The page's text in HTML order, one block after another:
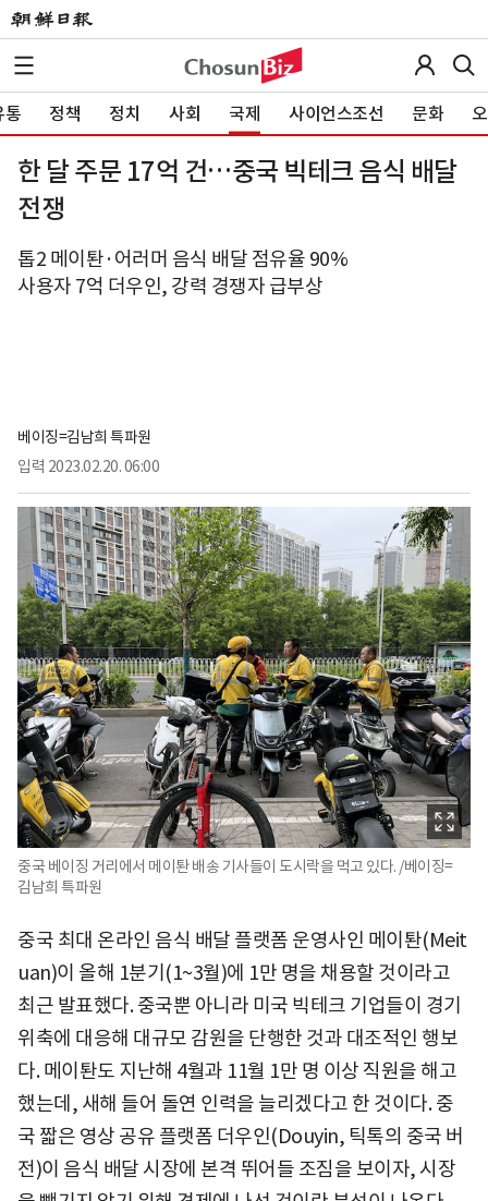
통 정책 정치 사회 국제 사이언스조선 문화
한 달 주문 17억 건…중국 빅테크 음식 배달
전쟁
톱2 메이퇀·어러머 음식 배달 점유율 90%
사용자 7억 더우인, 강력 경쟁자 급부상
베이징=김남희 특파원
입력 2023.02.20. 06:00
중국 베이징 거리에서 메이퇀 배송 기사들이 도시락을 먹고 있다. /베이징=
김남희 특파원
중국 최대 온라인 음식 배달 플랫폼 운영사인 메이퇀(Meit
uan)이 올해 1분기(1~3월)에 1만 명을 채용할 것이라고
최근 발표했다. 중국뿐 아니라 미국 빅테크 기업들이 경기
위축에 대응해 대규모 감원을 단행한 것과 대조적인 행보
다. 메이퇀도 지난해 4월과 11월 1만 명 이상 직원을 해고
했는데, 새해 들어 돌연 인력을 늘리겠다고 한 것이다. 중
국 짧은 영상 공유 플랫폼 더우인(Douyin, 틱톡의 중국 버
전)이 음식 배달 시장에 본격 뛰어들 조짐을 보이자, 시장